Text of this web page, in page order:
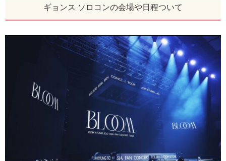
ギョンス ソロコンの会場や日程ついて